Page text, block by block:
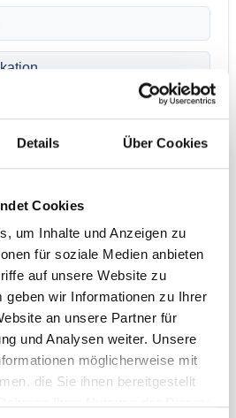
Details Über Cookies
Cookies
um Inhalte und Anzeigen zu
für soziale Medien anbieten
auf unsere Website zu
geben wir Informationen zu Ihrer
an unsere Partner für
und Analysen weiter. Unsere
möglicherweise mit
die Sie ihnen bereitgestellt
Stauraum und
die Produktkommunikation.
bieten Platz für
am repräsentativen
Ihre Kunden in Empfang
beraten.